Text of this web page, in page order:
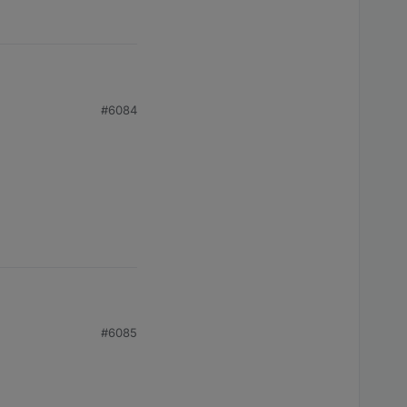
nicht und falls ja,
#6084
#6085